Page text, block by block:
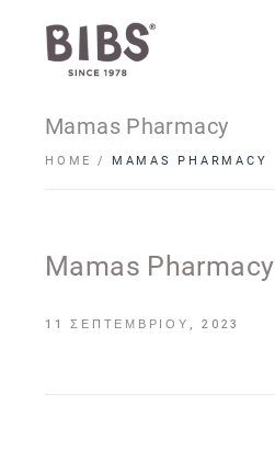
Mamas Pharmacy
HOME MAMAS PHARMACY
Mamas Pharmacy
11 ΣΕΠΤΕΜΒΡΊΟΥ, 2023